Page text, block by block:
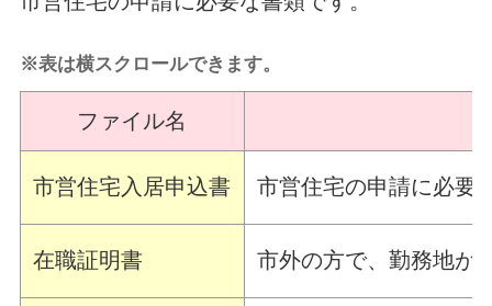
※表は横スクロールできます。
ファイル名
市営住宅入居申込書 市営住宅の申請に必要
在職証明書 市外の方で、勤務地が